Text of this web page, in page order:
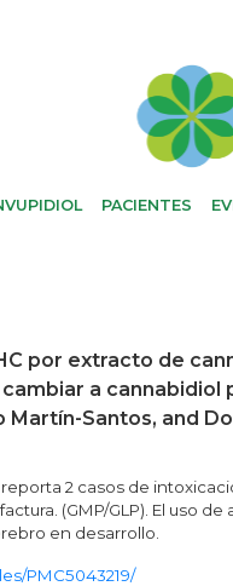
PACIENTES
por extracto de
a cannabidiol
Martín-Santos, and
2 casos de
(GMP/GLP). El uso
en desarrollo.
PMC5043219/